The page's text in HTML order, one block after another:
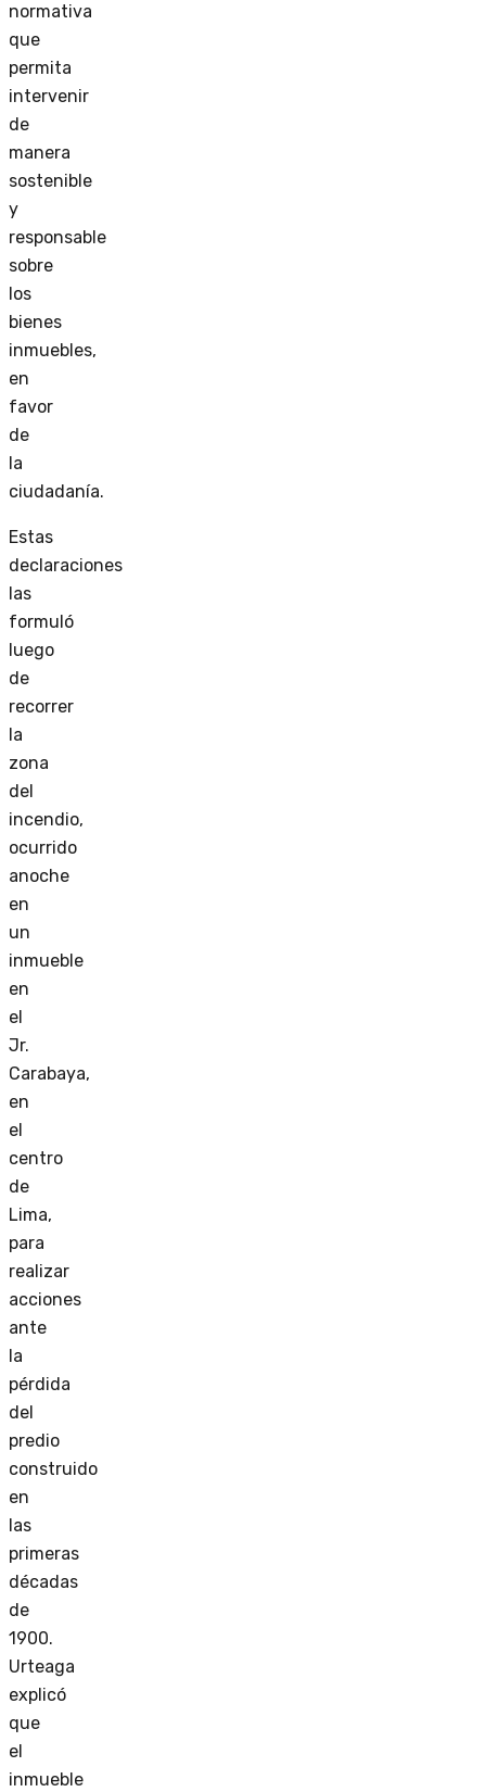
normativa
que
permita
intervenir
de
manera
sostenible
y
responsable
sobre
los
bienes
inmuebles,
en
favor
de
la
ciudadanía.
Estas
declaraciones
las
formuló
luego
de
recorrer
la
zona
del
incendio,
ocurrido
anoche
en
un
inmueble
en
el
Jr.
Carabaya,
en
el
centro
de
Lima,
para
realizar
acciones
ante
la
pérdida
del
predio
construido
en
las
primeras
décadas
de
1900.
Urteaga
explicó
que
el
inmueble